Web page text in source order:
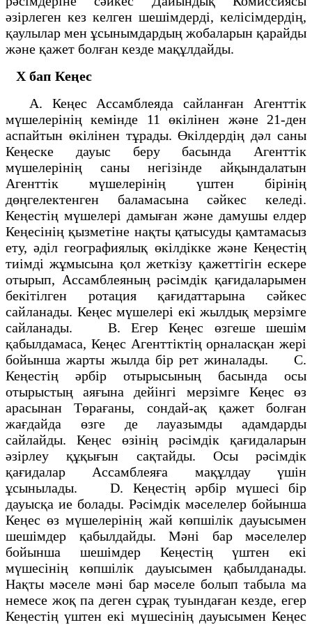
әзірлеген кез келген шешімдерді, келісімдердің,
қаулылар мен ұсынымдардың жобаларын қарайды
және қажет болған кезде мақұлдайды.
Х бап Кеңес
А. Кеңес Ассамблеяда сайланған Агенттік
мүшелерінің кемінде 11 өкілінен және 21-ден
аспайтын өкілінен тұрады. Өкілдердің дәл саны
Кеңеске дауыс беру басында Агенттік
мүшелерінің саны негізінде айқындалатын
Агенттік мүшелерінің үштен бірінің
дөңгелектенген баламасына сәйкес келеді.
Кеңестің мүшелері дамыған және дамушы елдер
Кеңесінің қызметіне нақты қатысуды қамтамасыз
ету, әділ географиялық өкілдікке және Кеңестің
тиімді жұмысына қол жеткізу қажеттігін ескере
отырып, Ассамблеяның рәсімдік қағидаларымен
бекітілген ротация қағидаттарына сәйкес
сайланады. Кеңес мүшелері екі жылдық мерзімге
сайланады. В. Егер Кеңес өзгеше шешім
қабылдамаса, Кеңес Агенттіктің орналасқан жері
бойынша жарты жылда бір рет жиналады. С.
Кеңестің әрбір отырысының басында осы
отырыстың аяғына дейінгі мерзімге Кеңес өз
арасынан Төрағаны, сондай-ақ қажет болған
жағдайда өзге де лауазымды адамдарды
сайлайды. Кеңес өзінің рәсімдік қағидаларын
әзірлеу құқығын сақтайды. Осы рәсімдік
қағидалар Ассамблеяға мақұлдау үшін
ұсынылады. D. Кеңестің әрбір мүшесі бір
дауысқа ие болады. Рәсімдік мәселелер бойынша
Кеңес өз мүшелерінің жай көпшілік дауысымен
шешімдер қабылдайды. Мәні бар мәселелер
бойынша шешімдер Кеңестің үштен екі
мүшесінің көпшілік дауысымен қабылданады.
Нақты мәселе мәні бар мәселе болып табыла ма
немесе жоқ па деген сұрақ туындаған кезде, егер
Кеңестің үштен екі мүшесінің дауысымен Кеңес